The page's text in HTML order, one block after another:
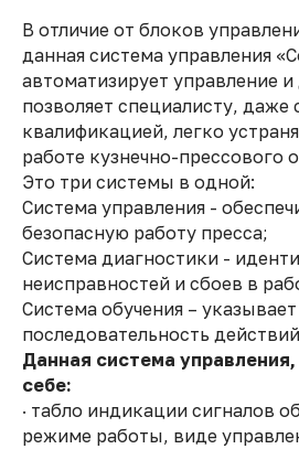
В отличие от блоков
данная система управления
автоматизирует управление и
позволяет специалисту, даже
квалификацией, легко
работе кузнечно-прессового
Это три системы в одной:
Система управления -
безопасную работу пресса;
Система диагностики -
неисправностей и сбоев в
Система обучения –
последовательность
Данная система
себе:
· табло индикации сигналов
режиме работы, виде